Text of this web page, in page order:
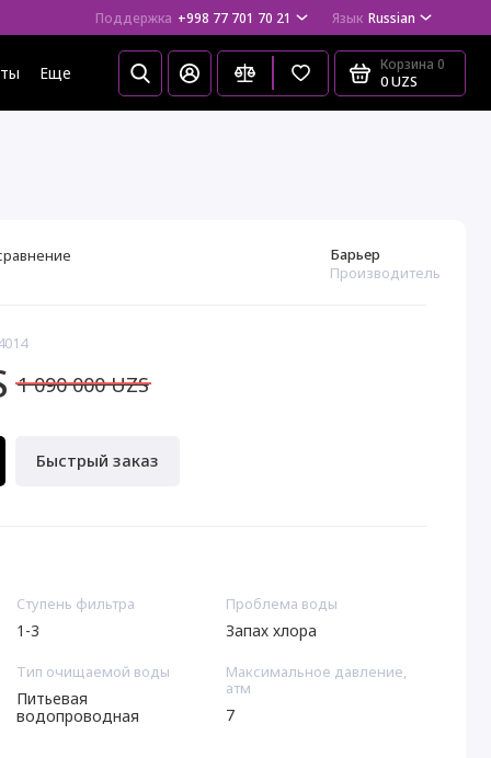
Поддержка +998 77 701 70 21 Язык Russian
Еще Корзина 0
0 UZS
Барьер
Производитель
1 090 000 UZS
Быстрый заказ
Ступень фильтра
1-3
Проблема воды
Запах хлора
Тип очищаемой воды
Питьевая
водопроводная
Максимальное давление,
атм
7